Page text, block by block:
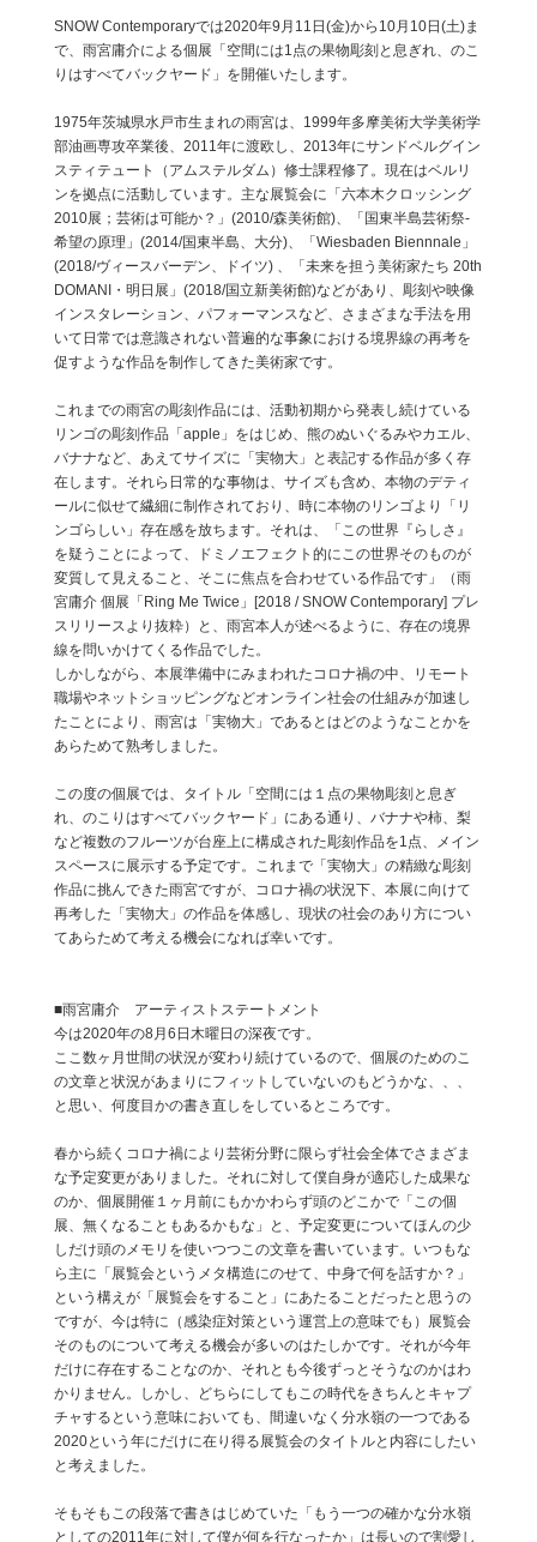
SNOW Contemporaryでは2020年9月11日(金)から10月10日(土)ま
で、雨宮庸介による個展「空間には1点の果物彫刻と息ぎれ、のこ
りはすべてバックヤード」を開催いたします。
1975年茨城県水戸市生まれの雨宮は、1999年多摩美術大学美術学
部油画専攻卒業後、2011年に渡欧し、2013年にサンドベルグイン
スティテュート（アムステルダム）修士課程修了。現在はベルリ
ンを拠点に活動しています。主な展覧会に「六本木クロッシング
2010展；芸術は可能か？」(2010/森美術館)、「国東半島芸術祭-
希望の原理」(2014/国東半島、大分)、「Wiesbaden Biennnale」
(2018/ヴィースバーデン、ドイツ) 、「未来を担う美術家たち 20th
DOMANI・明日展」(2018/国立新美術館)などがあり、彫刻や映像
インスタレーション、パフォーマンスなど、さまざまな手法を用
いて日常では意識されない普遍的な事象における境界線の再考を
促すような作品を制作してきた美術家です。
これまでの雨宮の彫刻作品には、活動初期から発表し続けている
リンゴの彫刻作品「apple」をはじめ、熊のぬいぐるみやカエル、
バナナなど、あえてサイズに「実物大」と表記する作品が多く存
在します。それら日常的な事物は、サイズも含め、本物のデティ
ールに似せて繊細に制作されており、時に本物のリンゴより「リ
ンゴらしい」存在感を放ちます。それは、「この世界『らしさ』
を疑うことによって、ドミノエフェクト的にこの世界そのものが
変質して見えること、そこに焦点を合わせている作品です」（雨
宮庸介 個展「Ring Me Twice」[2018 / SNOW Contemporary] プレ
スリリースより抜粋）と、雨宮本人が述べるように、存在の境界
線を問いかけてくる作品でした。
しかしながら、本展準備中にみまわれたコロナ禍の中、リモート
職場やネットショッピングなどオンライン社会の仕組みが加速し
たことにより、雨宮は「実物大」であるとはどのようなことかを
あらためて熟考しました。
この度の個展では、タイトル「空間には１点の果物彫刻と息ぎ
れ、のこりはすべてバックヤード」にある通り、バナナや柿、梨
など複数のフルーツが台座上に構成された彫刻作品を1点、メイン
スペースに展示する予定です。これまで「実物大」の精緻な彫刻
作品に挑んできた雨宮ですが、コロナ禍の状況下、本展に向けて
再考した「実物大」の作品を体感し、現状の社会のあり方につい
てあらためて考える機会になれば幸いです。
■雨宮庸介 アーティストステートメント
今は2020年の8月6日木曜日の深夜です。
ここ数ヶ月世間の状況が変わり続けているので、個展のためのこ
の文章と状況があまりにフィットしていないのもどうかな、、、
と思い、何度目かの書き直しをしているところです。
春から続くコロナ禍により芸術分野に限らず社会全体でさまざま
な予定変更がありました。それに対して僕自身が適応した成果な
のか、個展開催１ヶ月前にもかかわらず頭のどこかで「この個
展、無くなることもあるかもな」と、予定変更についてほんの少
しだけ頭のメモリを使いつつこの文章を書いています。いつもな
ら主に「展覧会というメタ構造にのせて、中身で何を話すか？」
という構えが「展覧会をすること」にあたることだったと思うの
ですが、今は特に（感染症対策という運営上の意味でも）展覧会
そのものについて考える機会が多いのはたしかです。それが今年
だけに存在することなのか、それとも今後ずっとそうなのかはわ
かりません。しかし、どちらにしてもこの時代をきちんとキャプ
チャするという意味においても、間違いなく分水嶺の一つである
2020という年にだけに在り得る展覧会のタイトルと内容にしたい
と考えました。
そもそもこの段落で書きはじめていた「もう一つの確かな分水嶺
としての2011年に対して僕が何を行なったか」は長いので割愛し